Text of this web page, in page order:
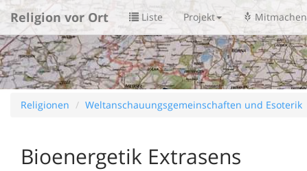
Religion vor Ort Liste Projekt Mitmachen
Religionen Weltanschauungsgemeinschaften und Esoterik
Bioenergetik Extrasens